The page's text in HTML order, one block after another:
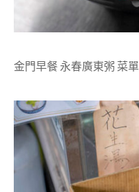
金門早餐 永春廣東粥 菜單